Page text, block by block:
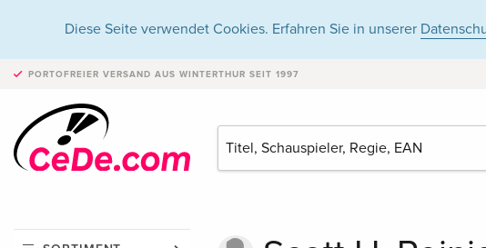
Diese Seite verwendet Cookies. Erfahren Sie in unserer
PORTOFREIER VERSAND AUS WINTERTHUR SEIT 1997